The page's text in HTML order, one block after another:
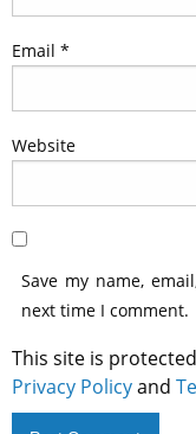
Email *
Website
Save my name,
next time I comment.
This site is
Privacy Policyand